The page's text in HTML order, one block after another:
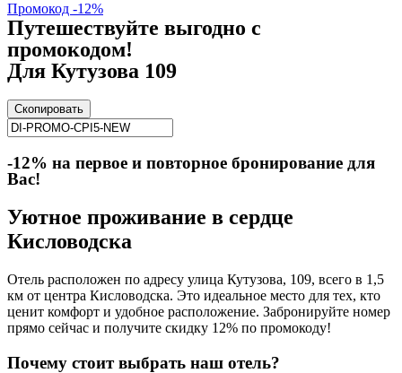
Промокод -12%
Путешествуйте выгодно с
промокодом!
Для Кутузова 109
Скопировать
-12% на первое и повторное бронирование для
Вас!
Уютное проживание в сердце
Кисловодска
Отель расположен по адресу улица Кутузова, 109, всего в 1,5
км от центра Кисловодска. Это идеальное место для тех, кто
ценит комфорт и удобное расположение. Забронируйте номер
прямо сейчас и получите скидку 12% по промокоду!
Почему стоит выбрать наш отель?